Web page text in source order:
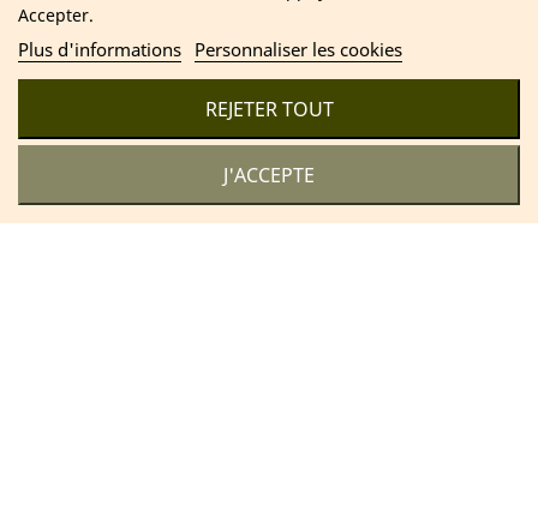
2025 Cosmétique Naturel France – Soins & bien-être 100 %
naturels
Accepter.
Plus d'informations Personnaliser les cookies
REJETER TOUT
J'ACCEPTE